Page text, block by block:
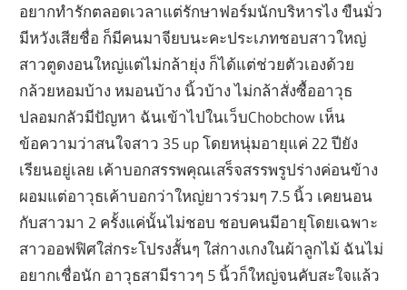
อยากทำรักตลอดเวลาแต่รักษาฟอร์มนักบริหารไง ขืนมั่ว
มีหวังเสียชื่อ ก็มีคนมาจียบนะคะประเภทชอบสาวใหญ่
สาวตูดงอนใหญ่แต่ไม่กล้ายุ่ง ก็ได้แต่ช่วยตัวเองด้วย
กล้วยหอมบ้าง หมอนบ้าง นิ้วบ้าง ไม่กล้าสั่งซื้ออาวุธ
ปลอมกลัวมีปัญหา ฉันเข้าไปในเว็บChobchow เห็น
ข้อความว่าสนใจสาว 35 up โดยหนุ่มอายุแค่ 22 ปียัง
เรียนอยู่เลย เค้าบอกสรรพคุณเสร็จสรรพรูปร่างค่อนข้าง
ผอมแต่อาวุธเค้าบอกว่าใหญ่ยาวร่วมๆ 7.5 นิ้ว เคยนอน
กับสาวมา 2 ครั้งแค่นั้นไม่ชอบ ชอบคนมีอายุโดยเฉพาะ
สาวออฟฟิศใส่กระโปรงสั้นๆ ใส่กางเกงในผ้าลูกไม้ ฉันไม่
อยากเชื่อนัก อาวุธสามีราวๆ 5 นิ้วก็ใหญ่จนคับสะใจแล้ว